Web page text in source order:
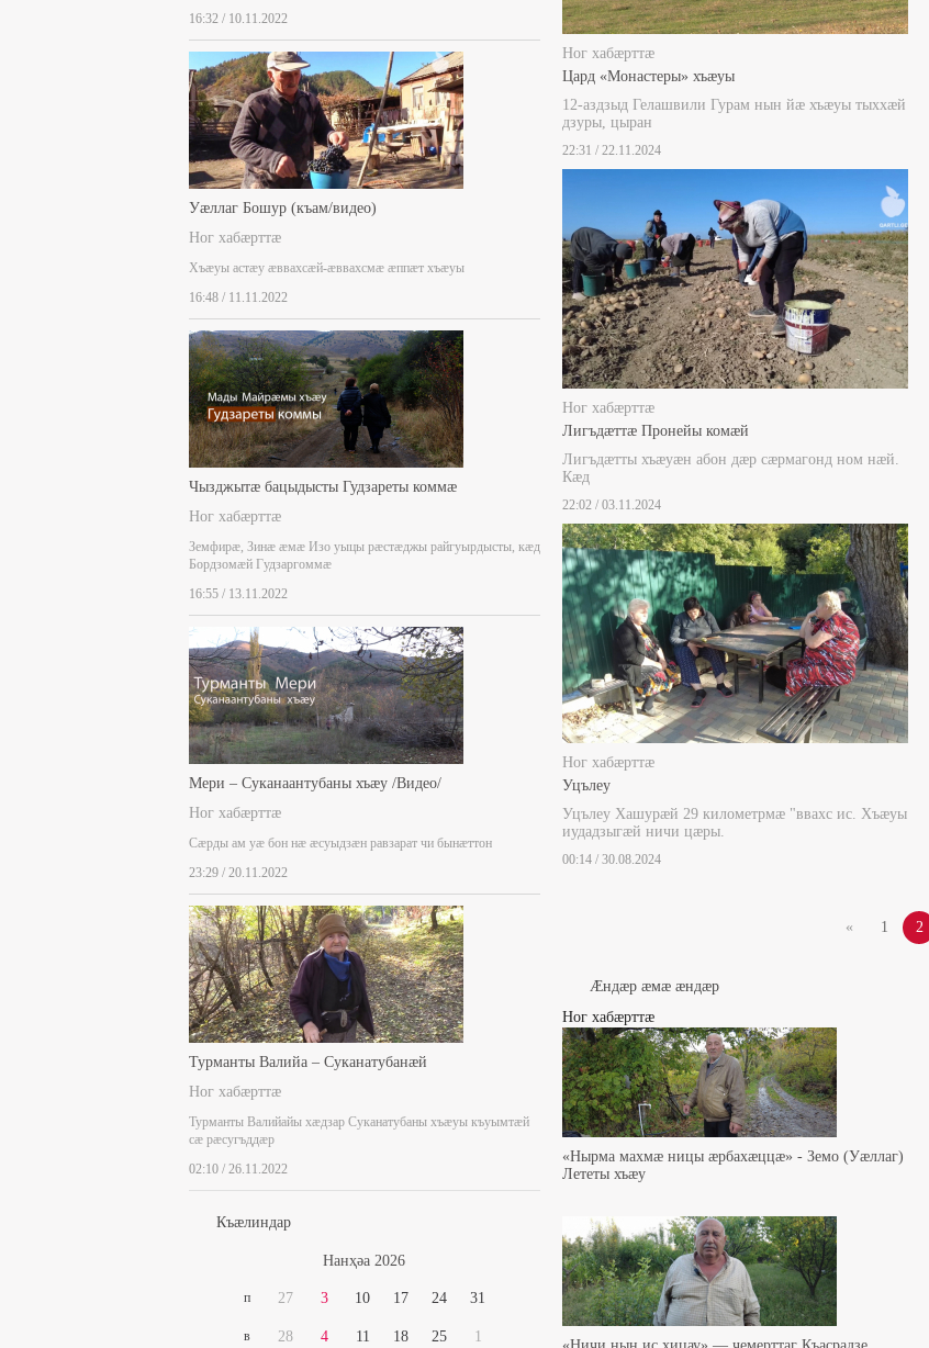
16:32 / 10.11.2022
Уæллаг Бошур (къам/видео)
Ног хабæрттæ
Хъæуы астæу æввахсæй-æввахсмæ æппæт хъæуы
16:48 / 11.11.2022
Чызджытæ бацыдысты Гудзареты коммæ
Ног хабæрттæ
Земфирæ, Зинæ æмæ Изо уыцы рæстæджы райгуырдысты, кæд
Бордзомæй Гудзаргоммæ
16:55 / 13.11.2022
Мери – Суканаантубаны хъæу /Видео/
Ног хабæрттæ
Сæрды ам уæ бон нæ æсуыдзæн равзарат чи бынæттон
23:29 / 20.11.2022
Турманты Валийа – Суканатубанæй
Ног хабæрттæ
Турманты Валийайы хæдзар Суканатубаны хъæуы къуымтæй
сæ рæсугъддæр
02:10 / 26.11.2022
Къæлиндар
Нaнҳәa 2026
п
в
27
28
3
4
10
11
17
18
24
25
31
1
Ног хабæрттæ
Цард «Монастеры» хъæуы
12-аздзыд Гелашвили Гурам нын йæ хъæуы тыххæй
дзуры, цыран
22:31 / 22.11.2024
Ног хабæрттæ
Лигъдæттæ Пронейы комæй
Лигъдæтты хъæуæн абон дæр сæрмагонд ном нæй.
Кæд
22:02 / 03.11.2024
Ног хабæрттæ
Уцълеу
Уцълеу Хашурæй 29 километрмæ "ввахс ис. Хъæуы
иудадзыгæй ничи цæры.
00:14 / 30.08.2024
« 1 2
Æндæр æмæ æндæр
Ног хабæрттæ
«Нырма махмæ ницы æрбахæццæ» - Земо (Уæллаг)
Лететы хъæу